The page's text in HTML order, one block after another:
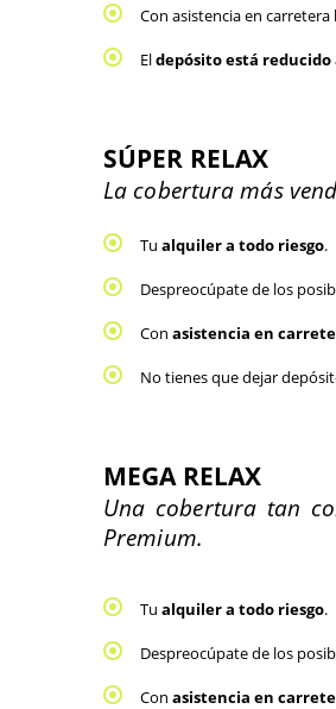
Con asistencia en carretera
El depósito está reducido
SÚPER RELAX
La cobertura más
Tu alquiler a todo riesgo.
Despreocúpate de los
Con asistencia en
No tienes que dejar
MEGA RELAX
Una cobertura tan
Premium.
Tu alquiler a todo riesgo.
Despreocúpate de los
Con asistencia en